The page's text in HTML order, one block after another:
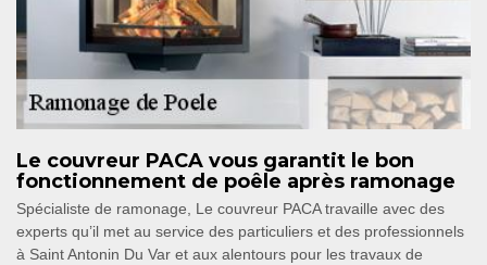
Le couvreur PACA vous garantit le bon
fonctionnement de poêle après ramonage
Spécialiste de ramonage, Le couvreur PACA travaille avec des
experts qu’il met au service des particuliers et des professionnels
à Saint Antonin Du Var et aux alentours pour les travaux de